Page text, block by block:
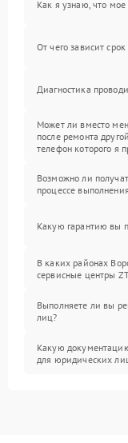
Как я узнаю, что мое
От чего зависит
Диагностика
Может ли вместо
после ремонта
телефон которого я
Возможно ли
процессе
Какую гарантию вы
В каких районах
сервисные центры
Выполняете ли вы
лиц?
Какую
для юридических